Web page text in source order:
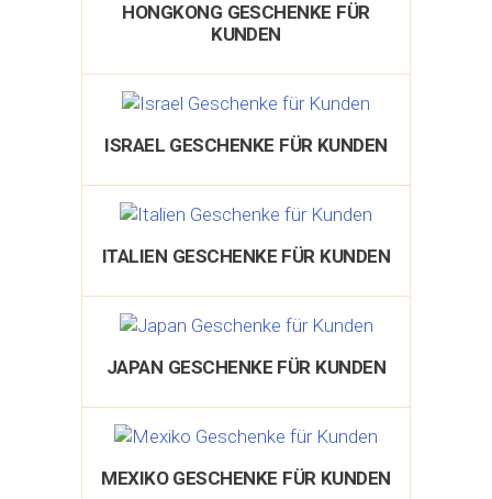
HONGKONG GESCHENKE FÜR
KUNDEN
ISRAEL GESCHENKE FÜR KUNDEN
ITALIEN GESCHENKE FÜR KUNDEN
JAPAN GESCHENKE FÜR KUNDEN
MEXIKO GESCHENKE FÜR KUNDEN